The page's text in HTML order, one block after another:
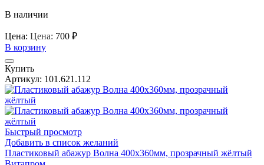
В наличии
Цена: Цена: 700 ₽
В корзину
Купить
Артикул: 101.621.112
Быстрый просмотр
Добавить в список желаний
Пластиковый абажур Волна 400х360мм, прозрачный жёлтый